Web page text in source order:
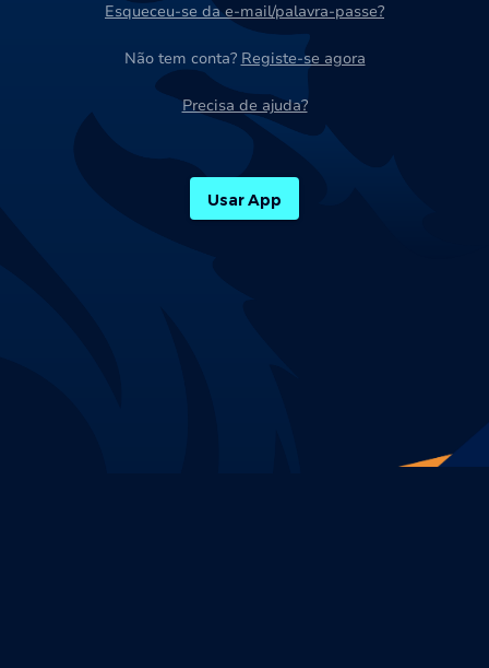
Esqueceu-se da e-mail/palavra-passe?
Não tem conta? Registe-se agora
Precisa de ajuda?
Usar App